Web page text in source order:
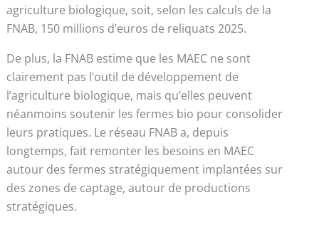
agriculture biologique, soit, selon les calculs de la
FNAB, 150 millions d’euros de reliquats 2025.
De plus, la FNAB estime que les MAEC ne sont
clairement pas l’outil de développement de
l’agriculture biologique, mais qu’elles peuvent
néanmoins soutenir les fermes bio pour consolider
leurs pratiques. Le réseau FNAB a, depuis
longtemps, fait remonter les besoins en MAEC
autour des fermes stratégiquement implantées sur
des zones de captage, autour de productions
stratégiques.